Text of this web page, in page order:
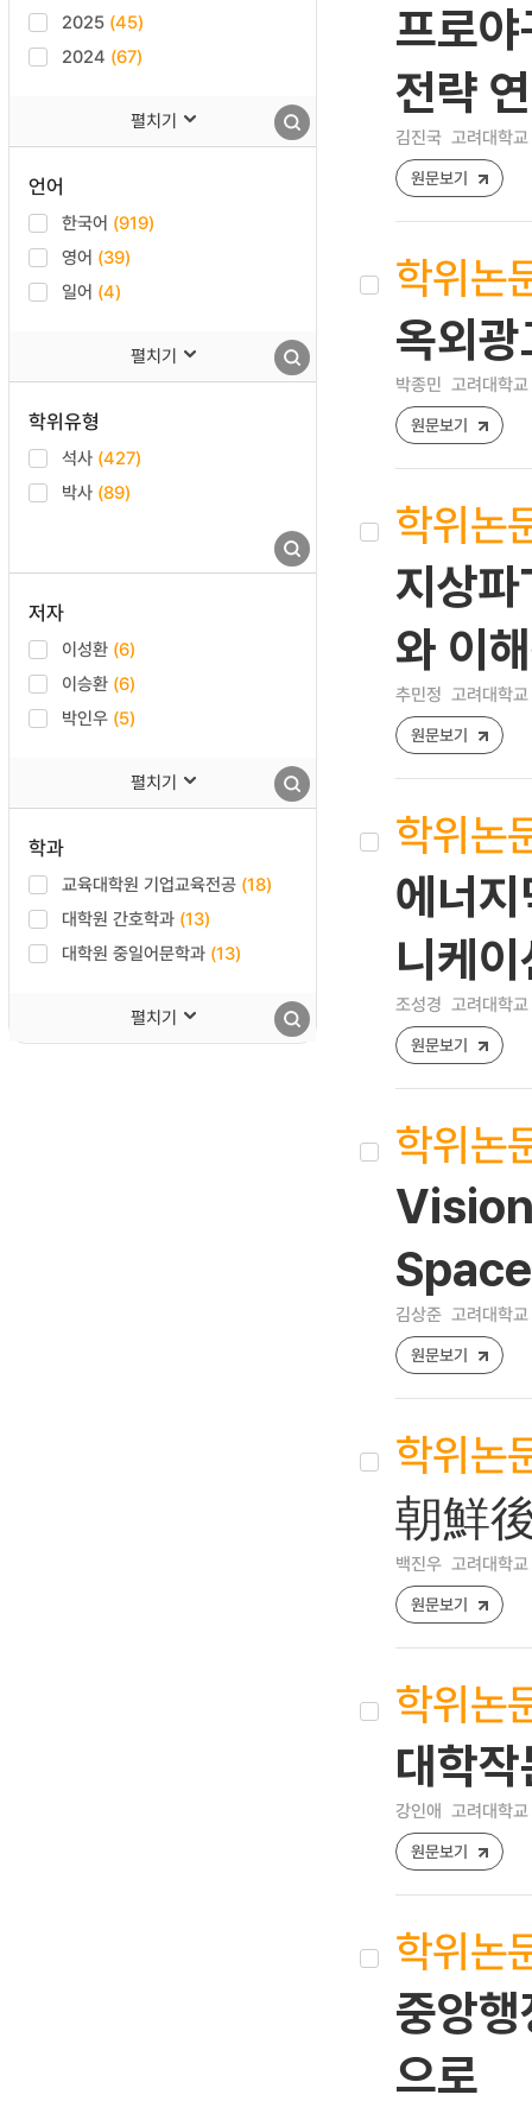
2025 (45)
2024 (67)
펼치기
언어
한국어 (919)
영어 (39)
일어 (4)
펼치기
학위유형
석사 (427)
박사 (89)
저자
이성환 (6)
이승환 (6)
박인우 (5)
펼치기
학과
교육대학원 기업교육전공 (18)
대학원 간호학과 (13)
대학원 중일어문학과 (13)
펼치기
프로
전략
김진국 고려대학
원문보기
학위논
옥외
박종민 고려대학
원문보기
학위논
지상
와 이
추민정 고려대학
원문보기
학위논
에너
니케
조성경 고려대학
원문보기
학위논
Space
김상준 고려대학
원문보기
학위논
朝鮮
백진우 고려대학
원문보기
학위논
대학
강인애 고려대학
원문보기
학위논
중앙
으로